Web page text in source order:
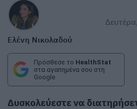
Ελένη Νικολαδού
Πρόσθεσε το HealthStat
στα αγαπημένα σου στη
Google
Δυσκολεύεστε να